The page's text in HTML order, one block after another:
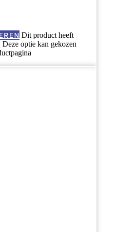
Dit product heeft
Deze optie kan gekozen